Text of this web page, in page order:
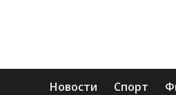
Новости Спорт